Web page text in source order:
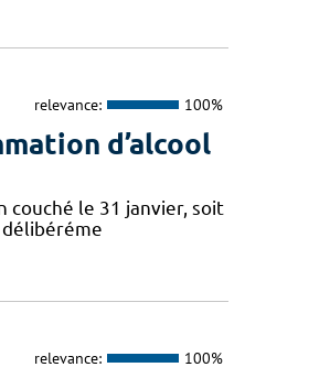
relevance: 100%
d’alcool
couché le 31 janvier, soit
délibéréme
relevance: 100%